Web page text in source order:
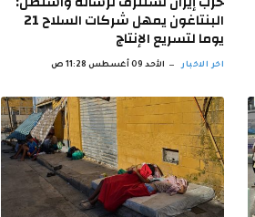
البنتاغون يمهل شركات السلاح 21
يوما لتسريع الإنتاج
اخر الاخبار الأحد 09 أغسطس 11:28 ص